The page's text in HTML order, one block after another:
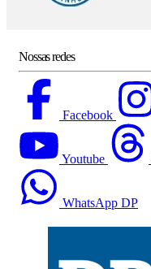
Nossas redes
Facebook
Youtube
WhatsApp DP